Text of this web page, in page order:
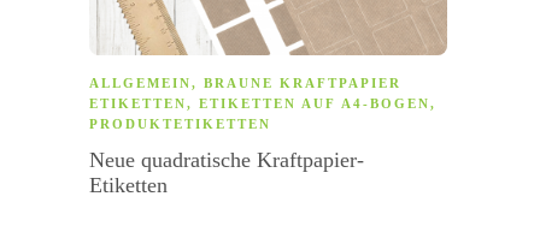
ALLGEMEIN, BRAUNE KRAFTPAPIER
ETIKETTEN, ETIKETTEN AUF A4-BOGEN,
PRODUKTETIKETTEN
Neue quadratische Kraftpapier-
Etiketten